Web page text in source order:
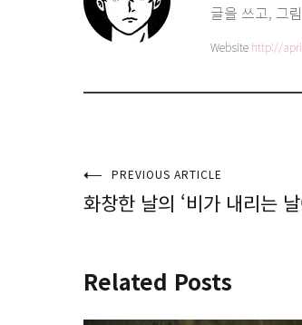
글을 쓰고, 그
Website http://
글
색
PREVIOUS ARTICLE
화창한 날의 ‘비가 내리는 날
Related Posts